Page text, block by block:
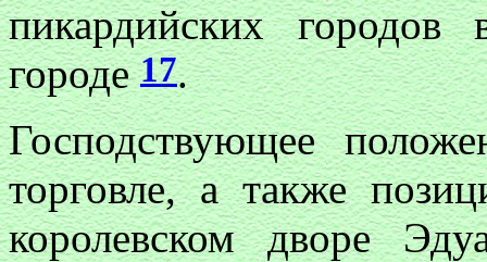
пикардийских
городе17.
Господствующее
торговле, а также
королевском дворе